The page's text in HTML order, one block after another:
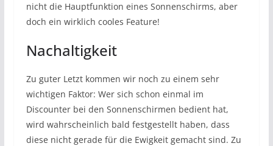
nicht die Hauptfunktion eines Sonnenschirms, aber
doch ein wirklich cooles Feature!
Nachaltigkeit
Zu guter Letzt kommen wir noch zu einem sehr
wichtigen Faktor: Wer sich schon einmal im
Discounter bei den Sonnenschirmen bedient hat,
wird wahrscheinlich bald festgestellt haben, dass
diese nicht gerade für die Ewigkeit gemacht sind. Zu